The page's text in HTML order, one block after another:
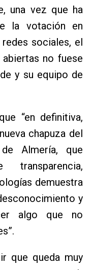
una vez que ha
la votación en
sociales, el
no fuese
y su equipo de
“en definitiva,
chapuza del
Almería, que
demuestra
y
algo que no
que queda muy